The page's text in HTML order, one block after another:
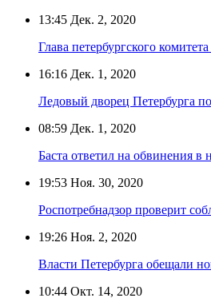
13:45 Дек. 2, 2020
Глава петербургского
16:16 Дек. 1, 2020
Ледовый дворец Петербурга
08:59 Дек. 1, 2020
Баста ответил на обвинения в
19:53 Ноя. 30, 2020
Роспотребнадзор проверит
19:26 Ноя. 2, 2020
Власти Петербурга обещали
10:44 Окт. 14, 2020